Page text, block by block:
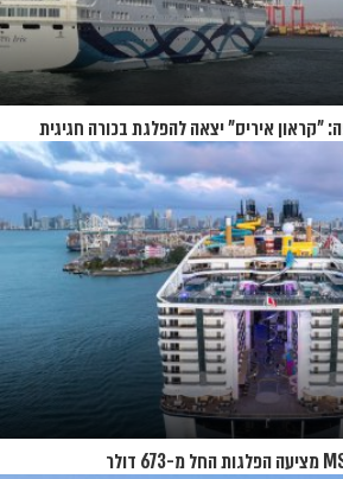
"קראון איריס" יצאה להפלגת בכורה חגיגית